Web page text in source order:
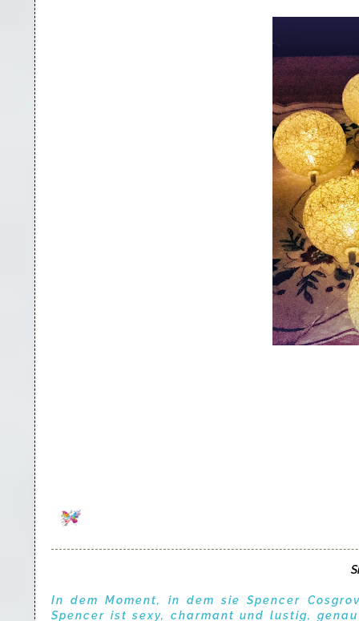
In dem Moment, in dem sie Spencer
Spencer ist sexy, charmant und lustig,